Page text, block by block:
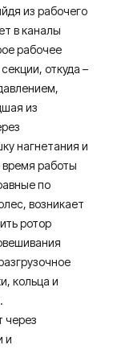
из рабочего
в каналы
рабочее
откуда –
из
нагнетания и
время работы
по
возникает
ротор
кольца и
через
и